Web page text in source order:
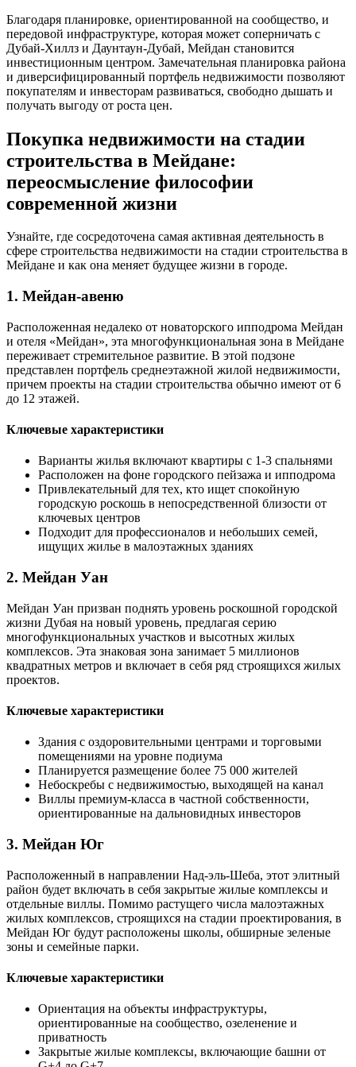
Благодаря планировке, ориентированной на сообщество, и
передовой инфраструктуре, которая может соперничать с
Дубай-Хиллз и Даунтаун-Дубай, Мейдан становится
инвестиционным центром. Замечательная планировка района
и диверсифицированный портфель недвижимости позволяют
покупателям и инвесторам развиваться, свободно дышать и
получать выгоду от роста цен.
Покупка недвижимости на стадии
строительства в Мейдане:
переосмысление философии
современной жизни
Узнайте, где сосредоточена самая активная деятельность в
сфере строительства недвижимости на стадии строительства в
Мейдане и как она меняет будущее жизни в городе.
1. Мейдан-авеню
Расположенная недалеко от новаторского ипподрома Мейдан
и отеля «Мейдан», эта многофункциональная зона в Мейдане
переживает стремительное развитие. В этой подзоне
представлен портфель среднеэтажной жилой недвижимости,
причем проекты на стадии строительства обычно имеют от 6
до 12 этажей.
Ключевые характеристики
Варианты жилья включают квартиры с 1-3 спальнями
Расположен на фоне городского пейзажа и ипподрома
Привлекательный для тех, кто ищет спокойную
городскую роскошь в непосредственной близости от
ключевых центров
Подходит для профессионалов и небольших семей,
ищущих жилье в малоэтажных зданиях
2. Мейдан Уан
Мейдан Уан призван поднять уровень роскошной городской
жизни Дубая на новый уровень, предлагая серию
многофункциональных участков и высотных жилых
комплексов. Эта знаковая зона занимает 5 миллионов
квадратных метров и включает в себя ряд строящихся жилых
проектов.
Ключевые характеристики
Здания с оздоровительными центрами и торговыми
помещениями на уровне подиума
Планируется размещение более 75 000 жителей
Небоскребы с недвижимостью, выходящей на канал
Виллы премиум-класса в частной собственности,
ориентированные на дальновидных инвесторов
3. Мейдан Юг
Расположенный в направлении Над-эль-Шеба, этот элитный
район будет включать в себя закрытые жилые комплексы и
отдельные виллы. Помимо растущего числа малоэтажных
жилых комплексов, строящихся на стадии проектирования, в
Мейдан Юг будут расположены школы, обширные зеленые
зоны и семейные парки.
Ключевые характеристики
Ориентация на объекты инфраструктуры,
ориентированные на сообщество, озеленение и
приватность
Закрытые жилые комплексы, включающие башни от